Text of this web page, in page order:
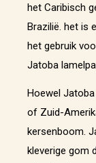
het Caribisch
Brazilië. het is
het gebruik
Jatoba
Hoewel
of Zuid-
kersenboom.
kleverige gom